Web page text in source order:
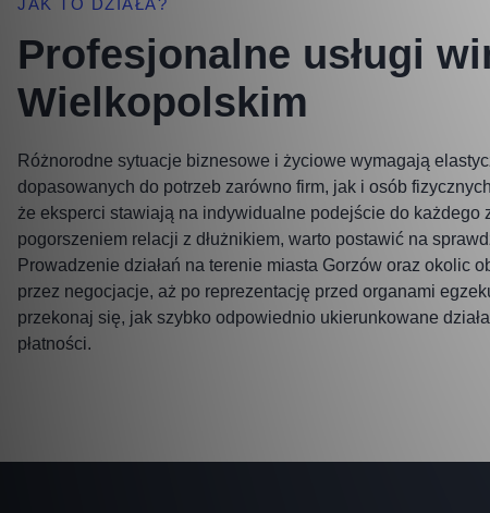
JAK TO DZIAŁA?
Profesjonalne usługi
Wielkopolskim
Różnorodne sytuacje biznesowe i życiowe wymagają
dopasowanych do potrzeb zarówno firm, jak i osób
że eksperci stawiają na indywidualne podejście do każdego
pogorszeniem relacji z dłużnikiem, warto postawić na
Prowadzenie działań na terenie miasta Gorzów oraz okolic
przez negocjacje, aż po reprezentację przed organami
przekonaj się, jak szybko odpowiednio ukierunkowane
płatności.